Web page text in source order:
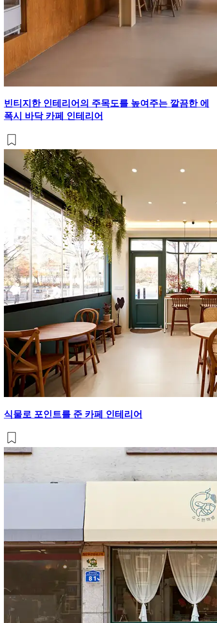
빈티지한 인테리어의 주목도를 높여주는 깔끔한 에
폭시 바닥 카페 인테리어
식물로 포인트를 준 카페 인테리어